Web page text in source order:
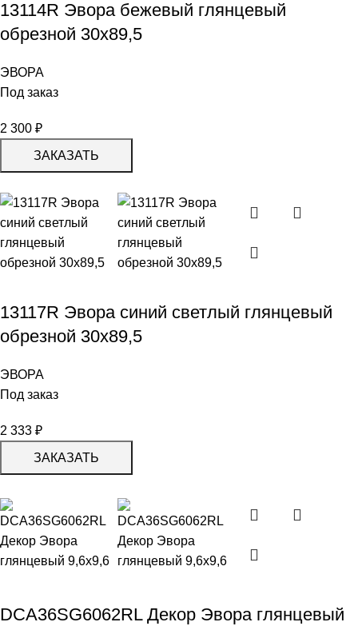
13114R Эвора бежевый глянцевый
обрезной 30х89,5
ЭВОРА
Под заказ
2 300 ₽
ЗАКАЗАТЬ
13117R Эвора синий светлый глянцевый
обрезной 30х89,5
ЭВОРА
Под заказ
2 333 ₽
ЗАКАЗАТЬ
DCA36SG6062RL Декор Эвора глянцевый